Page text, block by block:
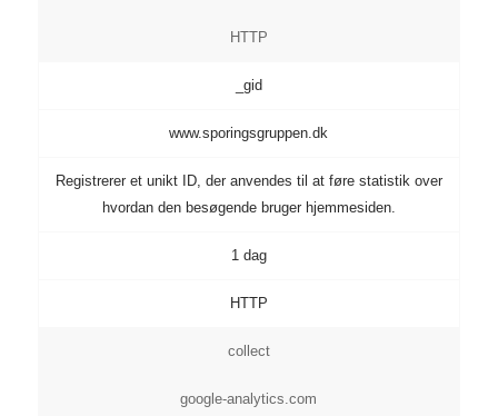
HTTP
_gid
www.sporingsgruppen.dk
Registrerer et unikt ID, der anvendes til at føre statistik over
hvordan den besøgende bruger hjemmesiden.
1 dag
HTTP
collect
google-analytics.com